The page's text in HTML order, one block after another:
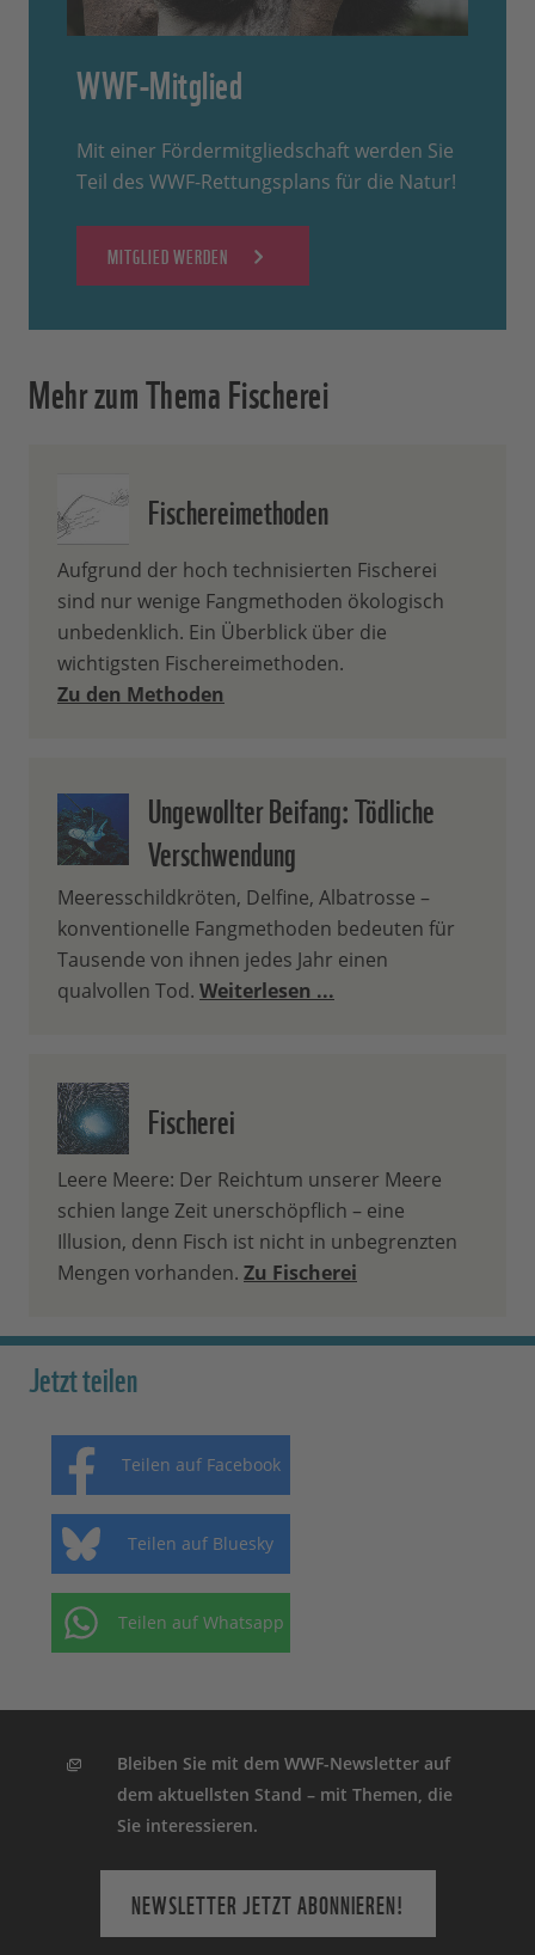
WWF-Mitglied
Mit einer Fördermitgliedschaft werden Sie
Teil des WWF-Rettungsplans für die Natur!
MITGLIED WERDEN
Mehr zum Thema Fischerei
Fischereimethoden
Aufgrund der hoch technisierten Fischerei
sind nur wenige Fangmethoden ökologisch
unbedenklich. Ein Überblick über die
wichtigsten Fischereimethoden.
Zu den Methoden
Ungewollter Beifang: Tödliche
Verschwendung
Meeresschildkröten, Delfine, Albatrosse –
konventionelle Fangmethoden bedeuten für
Tausende von ihnen jedes Jahr einen
qualvollen Tod. Weiterlesen ...
Fischerei
Leere Meere: Der Reichtum unserer Meere
schien lange Zeit unerschöpflich – eine
Illusion, denn Fisch ist nicht in unbegrenzten
Mengen vorhanden. Zu Fischerei
Jetzt teilen
Teilen auf Facebook
Teilen auf Bluesky
Teilen auf Whatsapp
Bleiben Sie mit dem WWF-Newsletter auf
dem aktuellsten Stand – mit Themen, die
Sie interessieren.
NEWSLETTER JETZT ABONNIEREN!